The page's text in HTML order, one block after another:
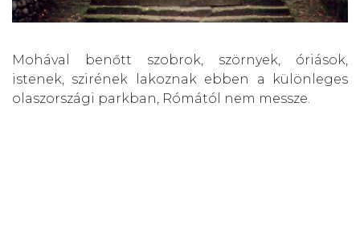
Mohával benőtt szobrok, szörnyek, óriások,
istenek, szirének lakoznak ebben a különleges
olaszországi parkban, Rómától nem messze.